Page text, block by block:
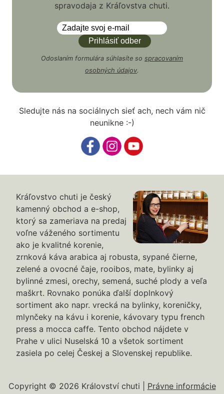
spravodaja z Kráľovstva chuti.
Odoslaním formulára súhlasíte so spracovaním
osobných údajov.
Sledujte nás na sociálnych sieť ach, nech vám nič
neunikne :-)
Kráľovstvo chuti je český
kamenný obchod a e-shop,
ktorý sa zameriava na predaj
voľne váženého sortimentu
ako je kvalitné korenie,
zrnková káva arabica aj robusta, sypané čierne,
zelené a ovocné čaje, rooibos, mate, bylinky aj
bylinné zmesi, orechy, semená, suché plody a veľa
maškrt. Rovnako ponúka ďalší doplnkový
sortiment ako napr. vrecká na bylinky, koreničky,
mlynčeky na kávu i korenie, kávovary typu french
press a mocca caffe. Tento obchod nájdete v
Prahe v ulici Nuselská 10 a všetok sortiment
zasiela po celej Českej a Slovenskej republike.
Copyright © 2026 Království chuti | Právne informácie